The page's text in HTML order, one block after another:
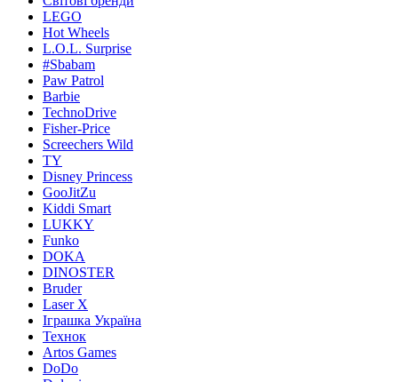
LEGO
Hot Wheels
L.O.L. Surprise
#Sbabam
Paw Patrol
Barbie
TechnoDrive
Fisher-Price
Screechers Wild
TY
Disney Princess
GooJitZu
Kiddi Smart
LUKKY
Funko
DOKA
DINOSTER
Bruder
Laser X
Іграшка Україна
Технок
Artos Games
DoDo